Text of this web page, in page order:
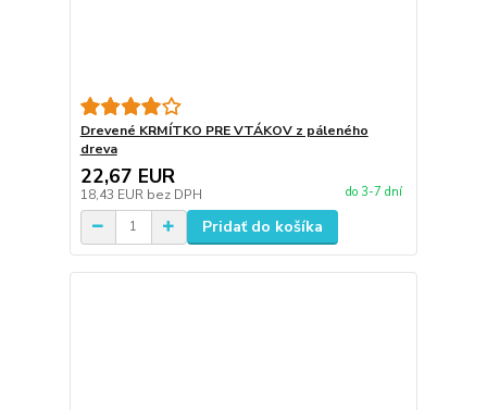
Drevené KRMÍTKO PRE VTÁKOV z páleného
dreva
22,67 EUR
18,43 EUR bez DPH do 3-7 dní
Pridať do košíka